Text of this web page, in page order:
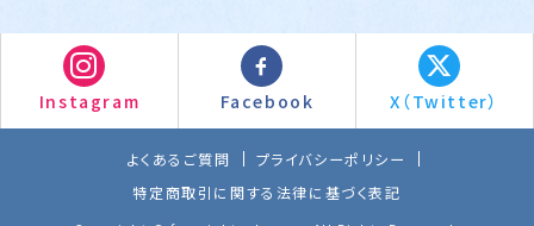
Instagram Facebook X（Twitter）
よくあるご質問
プライバシーポリシー
特定商取引に関する法律に基づく表記